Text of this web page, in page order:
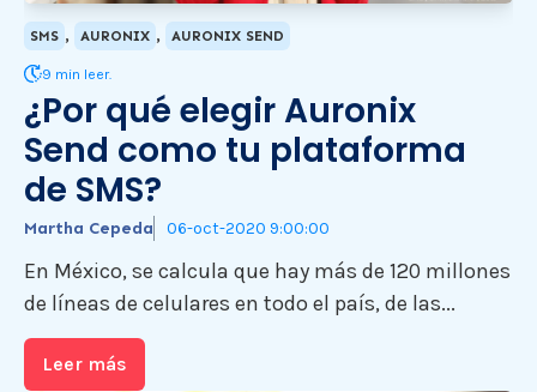
SMS , AURONIX , AURONIX SEND
9 min leer.
¿Por qué elegir Auronix
Send como tu plataforma
de SMS?
Martha Cepeda 06-oct-2020 9:00:00
En México, se calcula que hay más de 120 millones
de líneas de celulares en todo el país, de las...
Leer más